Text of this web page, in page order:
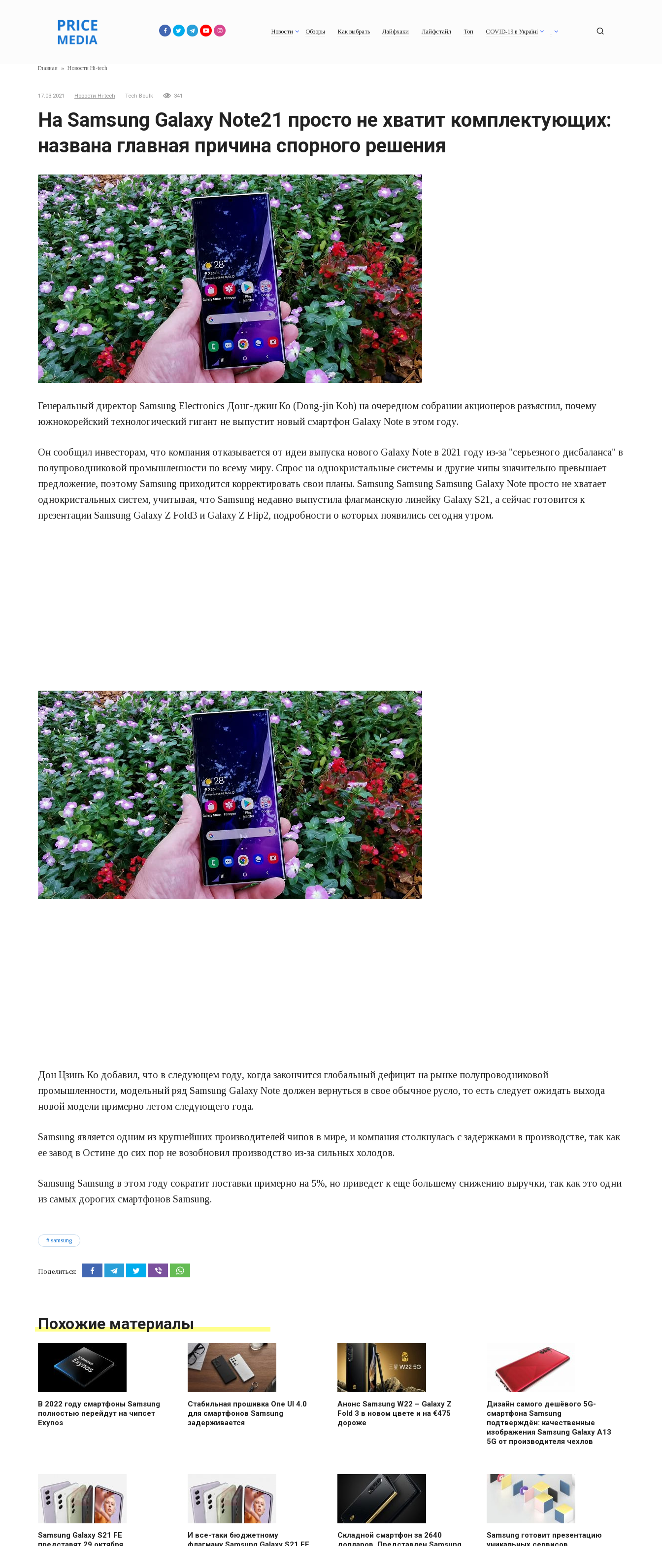
Новости Обзоры Как выбрать Лайфхаки Лайфстайл Топ COVID-19 в Україні
Главная » Новости Hi-tech
17.03.2021 Новости Hi-tech Tech Boulk 341
На Samsung Galaxy Note21 просто не хватит комплектующих:
названа главная причина спорного решения
Генеральный директор Samsung Electronics Донг-джин Ко (Dong-jin Koh) на очередном собрании акционеров разъяснил, почему
южнокорейский технологический гигант не выпустит новый смартфон Galaxy Note в этом году.
Он сообщил инвесторам, что компания отказывается от идеи выпуска нового Galaxy Note в 2021 году из-за "серьезного дисбаланса" в
полупроводниковой промышленности по всему миру. Спрос на однокристальные системы и другие чипы значительно превышает
предложение, поэтому Samsung приходится корректировать свои планы. Samsung Samsung Samsung Galaxy Note просто не хватает
однокристальных систем, учитывая, что Samsung недавно выпустила флагманскую линейку Galaxy S21, а сейчас готовится к
презентации Samsung Galaxy Z Fold3 и Galaxy Z Flip2, подробности о которых появились сегодня утром.
Дон Цзинь Ко добавил, что в следующем году, когда закончится глобальный дефицит на рынке полупроводниковой
промышленности, модельный ряд Samsung Galaxy Note должен вернуться в свое обычное русло, то есть следует ожидать выхода
новой модели примерно летом следующего года.
Samsung является одним из крупнейших производителей чипов в мире, и компания столкнулась с задержками в производстве, так как
ее завод в Остине до сих пор не возобновил производство из-за сильных холодов.
Samsung Samsung в этом году сократит поставки примерно на 5%, но приведет к еще большему снижению выручки, так как это одни
из самых дорогих смартфонов Samsung.
samsung
Поделиться:
Похожие материалы
В 2022 году смартфоны Samsung
полностью перейдут на чипсет
Exynos
Стабильная прошивка One UI 4.0
для смартфонов Samsung
задерживается
Анонс Samsung W22 – Galaxy Z
Fold 3 в новом цвете и на €475
дороже
Дизайн самого дешёвого 5G-
смартфона Samsung
подтверждён: качественные
изображения Samsung Galaxy A13
5G от производителя чехлов
Samsung Galaxy S21 FE
И все-таки бюджетному
Складной смартфон за 2640
Samsung готовит презентацию